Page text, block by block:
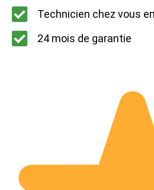
Technicien chez vous
24 mois de garantie